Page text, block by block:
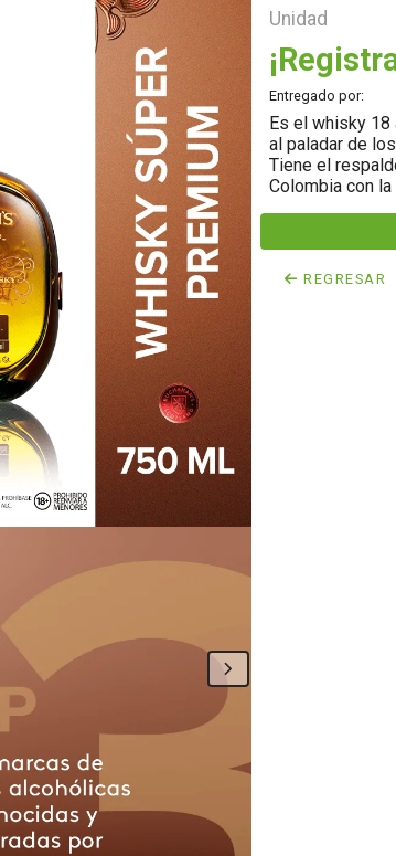
Unidad
Entregado por:
Es el whisky 18
al paladar de
Tiene el
Colombia con
REGRESAR